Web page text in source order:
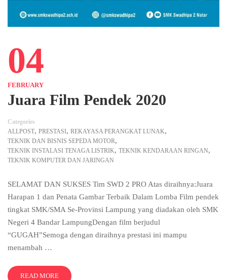
04
FEBRUARY
Juara Film Pendek 2020
Categories
ALLPOST, PRESTASI, REKAYASA PERANGKAT LUNAK,
TEKNIK DAN BISNIS SEPEDA MOTOR,
TEKNIK INSTALASI TENAGA LISTRIK, TEKNIK KENDARAAN RINGAN,
TEKNIK KOMPUTER DAN JARINGAN
SELAMAT DAN SUKSES⁣⁣ Tim SWD 2 PRO ⁣⁣⁣⁣Atas diraihnya:Juara
Harapan 1 dan Penata Gambar Terbaik Dalam Lomba Film pendek
tingkat SMK/SMA Se-Provinsi Lampung yang diadakan oleh SMK
Negeri 4 Bandar Lampung⁣⁣Dengan film berjudul
“GUGAH”⁣⁣⁣⁣Semoga dengan diraihnya prestasi ini mampu
menambah …
READ MORE